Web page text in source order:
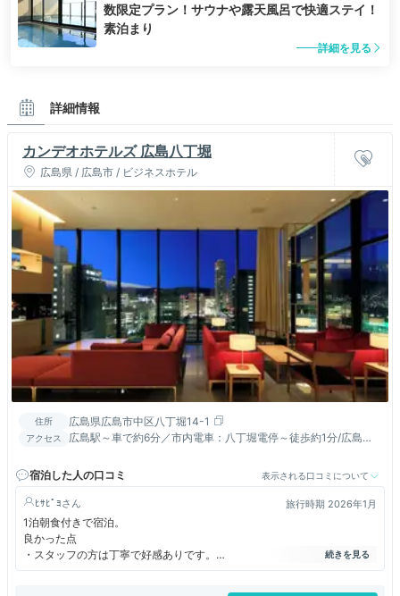
数限定プラン！サウナや露天風呂で快適ステイ！
素泊まり
詳細を見る
詳細情報
カンデオホテルズ 広島八丁堀
広島県 / 広島市 / ビジネスホテル
住所 広島県広島市中区八丁堀14-1
アクセス
広島駅～車で約6分／市内電車：八丁堀電停～徒歩約1分/広島バ
宿泊した人の口コミ
表示される口コミについて
ﾋｻﾋﾟﾖ 旅行時期 2026年1月
1泊朝食付きで宿泊。
良かった点
・スタッフの方は丁寧で好感ありです。
・アクセスは八丁堀駅すぐで好アクセス、繁華街なのも良いです